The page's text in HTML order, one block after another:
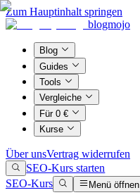
Zum Hauptinhalt springen
blogmojo
Blog
Guides
Tools
Vergleiche
Für 0 €
Kurse
Über unsVertrag widerrufen
SEO-Kurs starten
SEO-Kurs
Menü öffnen